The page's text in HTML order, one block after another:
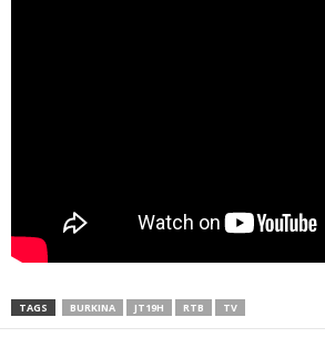
TAGS BURKINA JT19H RTB TV